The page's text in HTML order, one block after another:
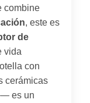
combine
, este es
de
vida
con
cerámicas
es un